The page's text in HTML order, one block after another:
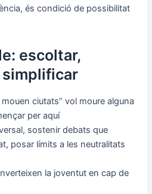
és condició de possibilitat
escoltar,
simplificar
ciutats” vol moure alguna
per aquí
sostenir debats que
posar límits a les neutralitats
la joventut en cap de